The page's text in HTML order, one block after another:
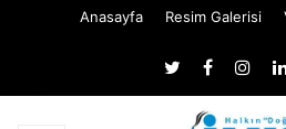
Anasayfa Resim Galerisi